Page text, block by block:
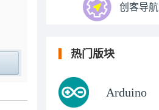
创客导航
热门版块
Arduino